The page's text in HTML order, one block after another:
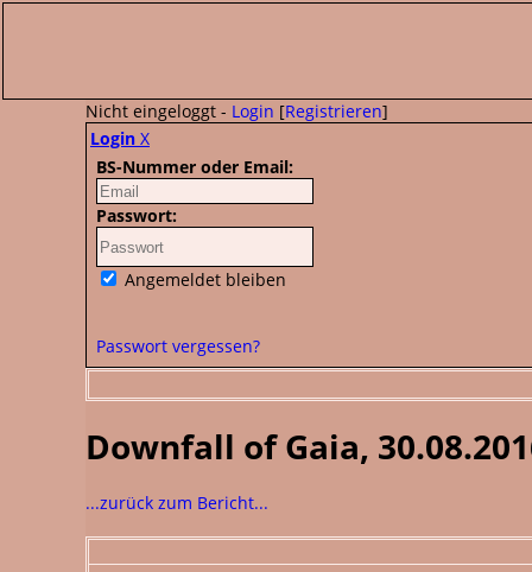
Nicht eingeloggt - Login [Registrieren]
Login X
BS-Nummer oder Email:
Passwort:
Angemeldet bleiben
Passwort vergessen?
Downfall of Gaia,
...zurück zum Bericht...